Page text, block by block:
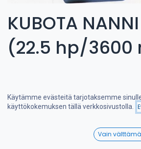
KUBOTA
(22.5 hp/3600
Käytämme evästeitä tarjotaksemme
käyttökokemuksen tällä verkkosivustolla.
Vain